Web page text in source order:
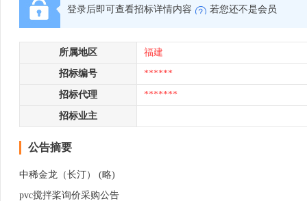
登录后即可查看招标详情内容 若您还不是会员
所属地区 福建
招标编号 ******
招标代理 *******
招标业主
公告摘要
中稀金龙（长汀） (略)
pvc搅拌桨询价采购公告